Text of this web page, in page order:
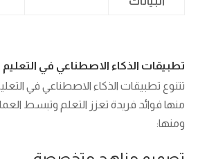
تطبيقات الذكاء الاصطناعي في التعليم
تتنوع تطبيقات الذكاء الاصطناعي في
منها فوائد فريدة تعزز التعلم وتبسط
ومنها: